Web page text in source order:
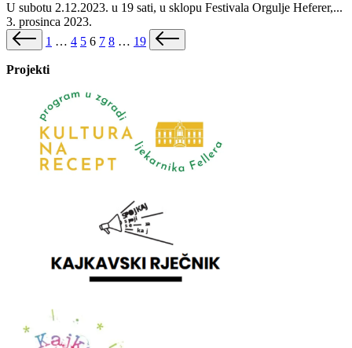
U subotu 2.12.2023. u 19 sati, u sklopu Festivala Orgulje Heferer,...
3. prosinca 2023.
Brojevi
stranica
objava
Previous
page
1 … 4 5 6 7 8 … 19 Next
page
Projekti